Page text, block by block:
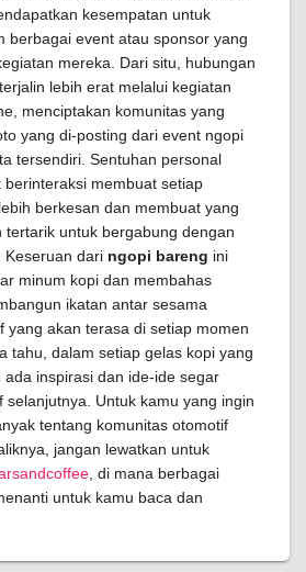
kesempatan untuk
berbagai event atau sponsor yang
mereka. Dari situ, hubungan
lebih erat melalui kegiatan
menciptakan komunitas yang
yang di-posting dari event ngopi
tersendiri. Sentuhan personal
membuat setiap
berkesan dan membuat yang
tertarik untuk bergabung dengan
Keseruan dari ngopi bareng ini
minum kopi dan membahas
ikatan antar sesama
yang akan terasa di setiap momen
tahu, dalam setiap gelas kopi yang
ada inspirasi dan ide-ide segar
selanjutnya. Untuk kamu yang ingin
tentang komunitas otomotif
jangan lewatkan untuk
, di mana berbagai
untuk kamu baca dan